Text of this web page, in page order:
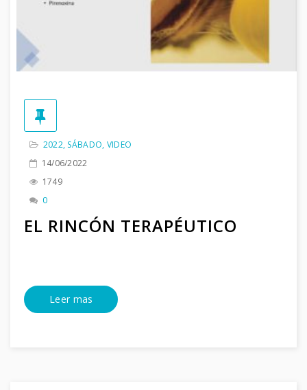
2022, SÁBADO, VIDEO
14/06/2022
1749
0
EL RINCÓN TERAPÉUTICO
Leer mas